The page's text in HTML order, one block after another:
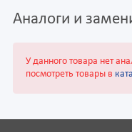
Аналоги и
У данного товара нет
посмотреть товары в